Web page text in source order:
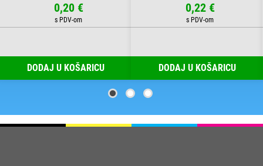
0,20 €
DODAJ U KOŠARICU
0,22 €
DODAJ U KOŠARICU